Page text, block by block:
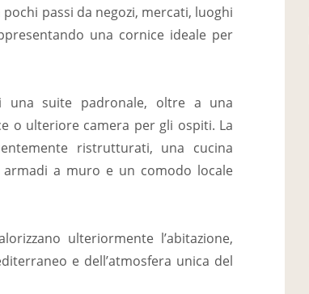
passi da negozi, mercati, luoghi
una cornice ideale per
suite padronale, oltre a una
o ulteriore camera per gli ospiti. La
ristrutturati, una cucina
a muro e un comodo locale
ulteriormente l’abitazione,
e dell’atmosfera unica del